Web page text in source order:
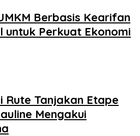
Berbasis Kearifan
untuk Perkuat Ekonomi
Rute Tanjakan Etape
Mengakui